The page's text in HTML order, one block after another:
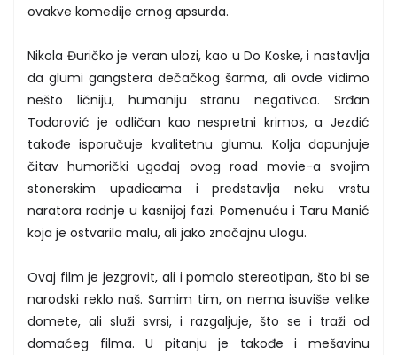
ovakve komedije crnog apsurda.
Nikola Đuričko je veran ulozi, kao u Do Koske, i nastavlja
da glumi gangstera dečačkog šarma, ali ovde vidimo
nešto ličniju, humaniju stranu negativca. Srđan
Todorović je odličan kao nespretni krimos, a Jezdić
takođe isporučuje kvalitetnu glumu. Kolja dopunjuje
čitav humorički ugođaj ovog road movie-a svojim
stonerskim upadicama i predstavlja neku vrstu
naratora radnje u kasnijoj fazi. Pomenuću i Taru Manić
koja je ostvarila malu, ali jako značajnu ulogu.
Ovaj film je jezgrovit, ali i pomalo stereotipan, što bi se
narodski reklo naš. Samim tim, on nema isuviše velike
domete, ali služi svrsi, i razgaljuje, što se i traži od
domaćeg filma. U pitanju je takođe i mešavinu